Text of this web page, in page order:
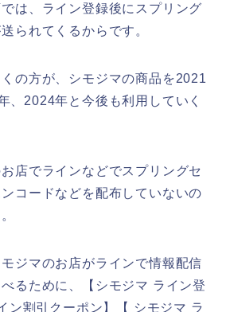
は、ライン登録後にスプリング
られてくるからです。
の方が、シモジマの商品を2021
、2024年と今後も利用していく
店でラインなどでスプリングセ
コードなどを配布していないの
ジマのお店がラインで情報配信
るために、【シモジマ ライン登
ン割引クーポン】【 シモジマ ラ